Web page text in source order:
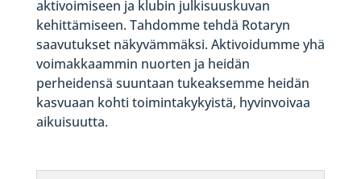
aktivoimiseen ja klubin julkisuuskuvan
kehittämiseen. Tahdomme tehdä Rotaryn
saavutukset näkyvämmäksi. Aktivoidumme yhä
voimakkaammin nuorten ja heidän
perheidensä suuntaan tukeaksemme heidän
kasvuaan kohti toimintakykyistä, hyvinvoivaa
aikuisuutta.